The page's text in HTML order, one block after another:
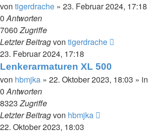
von tigerdrache » 23. Februar 2024, 17:18
0Antworten
7060Zugriffe
Letzter Beitragvon tigerdrache
23. Februar 2024, 17:18
Lenkerarmaturen XL 500
von hbmjka » 22. Oktober 2023, 18:03 » in
0Antworten
8323Zugriffe
Letzter Beitragvon hbmjka
22. Oktober 2023, 18:03